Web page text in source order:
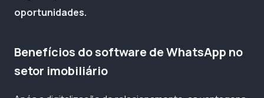
oportunidades.
Benefícios do software de WhatsApp no
setor imobiliário